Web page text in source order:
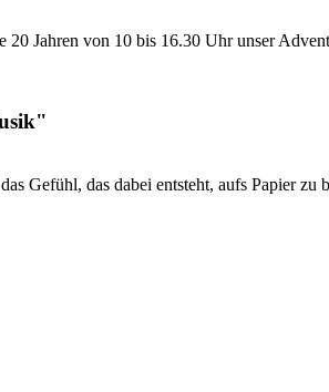
Jahren von 10 bis 16.30 Uhr unser
Gefühl, das dabei entsteht, aufs Papier zu